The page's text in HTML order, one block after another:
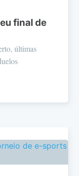
final de
últimas